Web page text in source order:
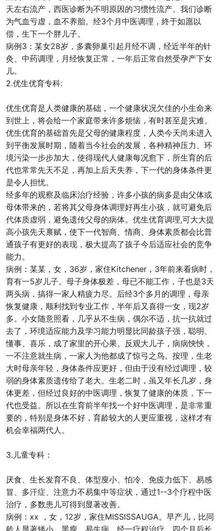
天左右流产，西医诊断为不明原因的习惯性流产。我们诊断
为气血亏虚，血不养胎。经3个月中医调理，終于如愿以
偿，生下一个胖儿子。
病例3：某女28岁，多囊卵巢引起月经不调，经近半年的针
灸、中药调理，月经恢复正常，一年后正常自然受孕产下女
儿。
2.优生优育专科:
优生优育是人类健康的基础，一个健康状况欠佳的小生命来
到世上，将会给一个家庭带来许多烦恼，有时甚至是灾难。
优生优育的基础首先是父母的健康程度，人类今天尚未进入
到平衡发展时期，随着当今社会的发展，各种精神压力、环
境污染一步步加大，使得现代人健康每况愈下，所生育的后
代也常常先天不足，再加上后天失养，下一代的身体条件更
是令人担忧。
经多年的观察及临床治疗经验，许多小孩的病多是由父体或
母体带来的，若将其父母身体调理好再生小孩，就可避免后
代体质虚弱，避免遗传父母的病体。优生优育调理,可大大提
高小孩先天禀赋，使下一代智商、情商、身体素质都会比普
通孩子有更好的表现，极大提高了孩子今后适应社会的竞争
能力。
病例：某某，女，36岁，家住Kitchener，3年前来看病时，
育有一5岁儿子。母子身体极差，母已不能工作，子也是3天
两头病，搞得一家人精疲力尽。后经3个多月的调理，母亲
恢复健康，顺利找到专业工作，半年后又喜得一女，现2岁
多。小女随意照看，几乎从不生病，偶尔不适，抗一抗就过
去了，环境适应能力及学习能力明显比同龄孩子强，聪明、
懂事、喜乐，成了家里的开心果。反观大儿子，病病怏怏，
一不注意就生病，一家人为他都成了惊弓之鸟。按理，生老
大时母亲年轻，身体条件应更好，但由于没有经过调理，较
弱的身体素质遗传给了老大。生老二时，虽又年长几岁，身
体更差，但经过良好的中医调理，恢复了健康的体质，下一
代也受益。所以在生育前半年找一个好中医调理，是非常重
要的，特别是身体不好，育龄较大的人更应重视，这样才有
机会幸福两代人。
3.儿童专科：
厌食、生长发育不良、体型廋小、怕冷、免疫力低下、易感
冒、多汗症、注意力不易集中等症状，通过1--3个疗程中医
治疗，多数患儿可得到显著改善。
病例：xx ，女，12岁，家住MISSISSAUGA。早产儿，比同
龄人显著矮小、黑瘦、易生病。经一疗程治疗，四个月后长